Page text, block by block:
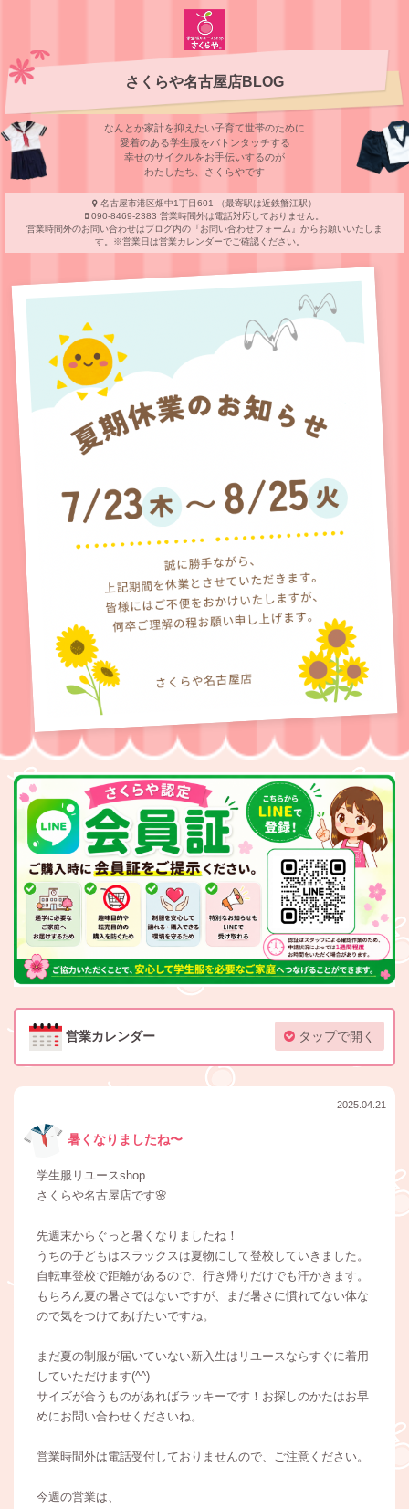
さくらや名古屋店BLOG
なんとか家計を抑えたい子育て世帯のために
愛着のある学⽣服をバトンタッチする
幸せのサイクルをお⼿伝いするのが
わたしたち、さくらやです
名古屋市港区畑中1丁目601 （最寄駅は近鉄蟹江駅）
090-8469-2383 営業時間外は電話対応しておりません。
営業時間外のお問い合わせはブログ内の『お問い合わせフォーム』からお願いいたしま
す。※営業日は営業カレンダーでご確認ください。
営業カレンダー タップで開く
2025.04.21
暑くなりましたね〜
学生服リユースshop
さくらや名古屋店です🌸
先週末からぐっと暑くなりましたね！
うちの子どもはスラックスは夏物にして登校していきました。
自転車登校で距離があるので、行き帰りだけでも汗かきます。
もちろん夏の暑さではないですが、まだ暑さに慣れてない体な
ので気をつけてあげたいですね。
まだ夏の制服が届いていない新入生はリユースならすぐに着用
していただけます(^^)
サイズが合うものがあればラッキーです！お探しのかたはお早
めにお問い合わせくださいね。
営業時間外は電話受付しておりませんので、ご注意ください。
今週の営業は、